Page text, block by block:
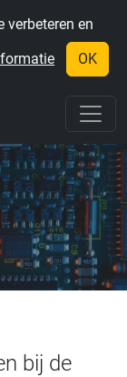
verbeteren en
OK
bij de